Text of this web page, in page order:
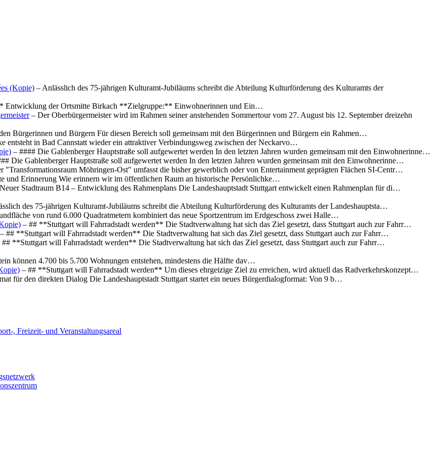
(Kopie) – Anlässlich des 75-jährigen Kulturamt-Jubiläums schreibt die Abteilung Kulturförderung des Kulturamts der
der Ortsmitte Birkach **Zielgruppe:** Einwohnerinnen und Ein…
– Der Oberbürgermeister wird im Rahmen seiner anstehenden Sommertour vom 27. August bis 12. September dreizehn
Bürgerinnen und Bürgern Für diesen Bereich soll gemeinsam mit den Bürgerinnen und Bürgern ein Rahmen…
entsteht in Bad Cannstatt wieder ein attraktiver Verbindungsweg zwischen der Neckarvo…
– #### Die Gablenberger Hauptstraße soll aufgewertet werden In den letzten Jahren wurden gemeinsam mit den Einwohnerinne…
Die Gablenberger Hauptstraße soll aufgewertet werden In den letzten Jahren wurden gemeinsam mit den Einwohnerinne…
"Transformationsraum Möhringen-Ost" umfasst die bisher gewerblich oder von Entertainment geprägten Flächen SI-Centr…
und Erinnerung Wie erinnern wir im öffentlichen Raum an historische Persönlichke…
Stadtraum B14 – Entwicklung des Rahmenplans Die Landeshauptstadt Stuttgart entwickelt einen Rahmenplan für di…
des 75-jährigen Kulturamt-Jubiläums schreibt die Abteilung Kulturförderung des Kulturamts der Landeshauptsta…
von rund 6.000 Quadratmetern kombiniert das neue Sportzentrum im Erdgeschoss zwei Halle…
– ## **Stuttgart will Fahrradstadt werden** Die Stadtverwaltung hat sich das Ziel gesetzt, dass Stuttgart auch zur Fahrr…
– ## **Stuttgart will Fahrradstadt werden** Die Stadtverwaltung hat sich das Ziel gesetzt, dass Stuttgart auch zur Fahrr…
## **Stuttgart will Fahrradstadt werden** Die Stadtverwaltung hat sich das Ziel gesetzt, dass Stuttgart auch zur Fahrr…
können 4.700 bis 5.700 Wohnungen entstehen, mindestens die Hälfte dav…
– ## **Stuttgart will Fahrradstadt werden** Um dieses ehrgeizige Ziel zu erreichen, wird aktuell das Radverkehrskonzept…
für den direkten Dialog Die Landeshauptstadt Stuttgart startet ein neues Bürgerdialogformat: Von 9 b…
, Freizeit- und Veranstaltungsareal